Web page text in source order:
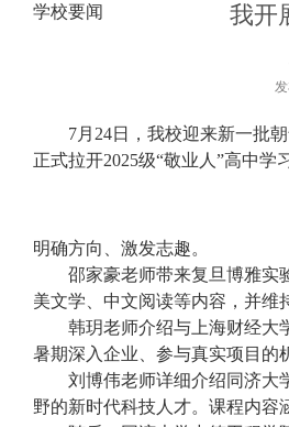
学校要闻
我开
7月 24日，我校迎来新一批
正式拉开2025级“敬业人 ”高中学
明确方向、激发志趣。
邵家豪老师带来复旦博雅实
美文学、中文阅读等内容，并维
韩玥老师介绍与上海财经大
暑期深入企业、参与真实项目的
刘博伟老师详细介绍同济大
野的新时代科技人才。课程内容